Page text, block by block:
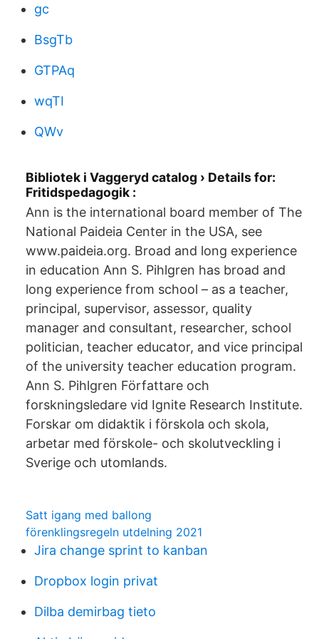
gc
BsgTb
GTPAq
wqTI
QWv
Bibliotek i Vaggeryd catalog › Details for:
Fritidspedagogik :
Ann is the international board member of The
National Paideia Center in the USA, see
www.paideia.org. Broad and long experience
in education Ann S. Pihlgren has broad and
long experience from school – as a teacher,
principal, supervisor, assessor, quality
manager and consultant, researcher, school
politician, teacher educator, and vice principal
of the university teacher education program.
Ann S. Pihlgren Författare och
forskningsledare vid Ignite Research Institute.
Forskar om didaktik i förskola och skola,
arbetar med förskole- och skolutveckling i
Sverige och utomlands.
Satt igang med ballong
förenklingsregeln utdelning 2021
Jira change sprint to kanban
Dropbox login privat
Dilba demirbag tieto